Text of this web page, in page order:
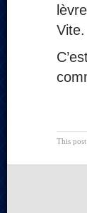
Vite.
This